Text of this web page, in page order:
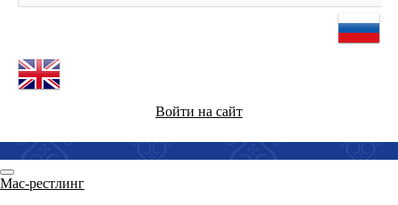
Войти на сайт
Мас-рестлинг